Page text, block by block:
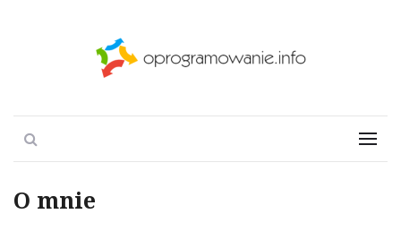
Oprogramowanie i coś
jeszcze
Menu
O mnie